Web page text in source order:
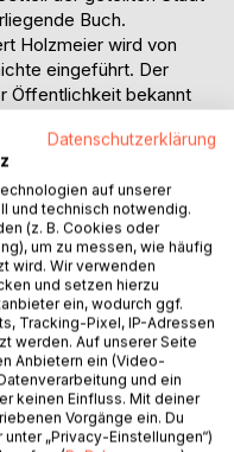
Buch.
Holzmeier wird von
eingeführt. Der
Öffentlichkeit bekannt
über die jungen
zur Staatssicherheit
seinem Leben.
und seine
Sie sind in der
worden und
Befehle. Sie
Bürgern und
als neuer
die politische Bühne.
Präsidenten
erhalten.
Datenschutzerklärung
auf unserer
und technisch notwendig.
(z. B. Cookies oder
um zu messen, wie häufig
wird. Wir verwenden
und setzen hierzu
ein, wodurch ggf.
Tracking-Pixel, IP-Adressen
werden. Auf unserer Seite
Anbietern ein (Video-
und ein
keinen Einfluss. Mit deiner
Vorgänge ein. Du
„Privacy-Einstellungen“)